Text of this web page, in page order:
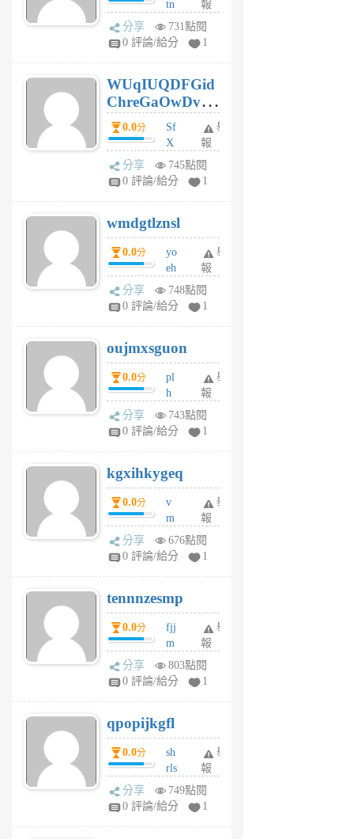
tn
jt
gl
個
月
前
報
分享
731點閱
0 評論/給分
1
WUqIUQDFGid
ChreGaOwDv
dY0.0分
Sf
X
Pe
Jc
R
P
m
v
A
V
個
月
前
舉
報
分享
745點閱
0 評論/給分
1
wmdgtlznsl
0.0分
yo
eh
ld
gy
個
月
前
舉
報
分享
748點閱
0 評論/給分
1
oujmxsguon
0.0分
pl
h
wi
w
6
個
月
前
舉
報
分享
743點閱
0 評論/給分
1
kgxihkygeq
0.0分
v
m
sg
sr
6
個
月
前
舉
報
分享
676點閱
0 評論/給分
1
tennnzesmp
0.0分
fjj
m
w
rs
6
個
月
前
舉
報
分享
803點閱
0 評論/給分
1
qpopijkgfl
0.0分
sh
rls
k
m
舉
報
分享
749點閱
0 評論/給分
1